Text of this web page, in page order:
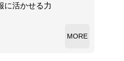
に活かせる力
MORE